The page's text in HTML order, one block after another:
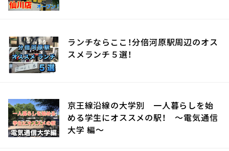
ランチならここ！分倍河原駅周辺のオス
スメランチ５選！
京王線沿線の大学別 一人暮らしを始
める学生にオススメの駅！ 〜電気通信
大学 編〜